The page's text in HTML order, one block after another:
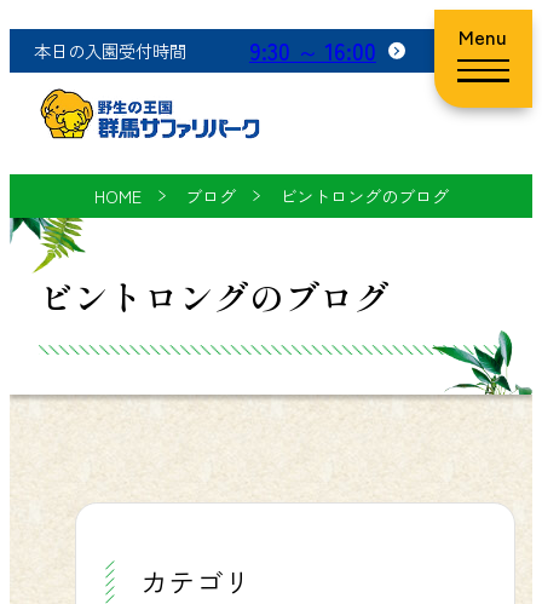
本日の入園受付時間 9:30 ～ 16:00 Menu
HOME ブログ ビントロングのブログ
ビントロングのブログ
カテゴリ